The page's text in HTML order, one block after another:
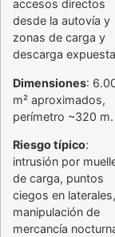
accesos directos
desde la autovía y
zonas de carga y
descarga
Dimensiones:
m² aproximados,
perímetro ~320 m.
Riesgo típico:
intrusión por
de carga, puntos
ciegos en laterales,
manipulación de
mercancía